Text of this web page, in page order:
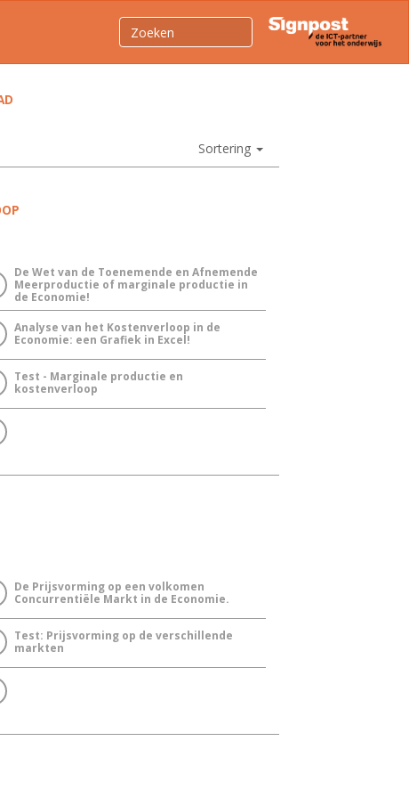
Sortering
De Wet van de Toenemende en Afnemende
Meerproductie of marginale productie in
de Economie!
Analyse van het Kostenverloop in de
Economie: een Grafiek in Excel!
Test - Marginale productie en
kostenverloop
De Prijsvorming op een volkomen
Concurrentiële Markt in de Economie.
Test: Prijsvorming op de verschillende
markten